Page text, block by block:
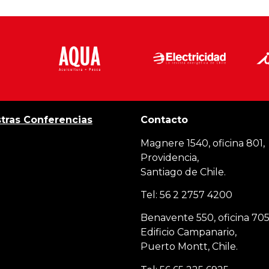
Conferencias Contacto
Magnere 1540, oficina 801,
Providencia,
Santiago de Chile.
Tel: 56 2 2757 4200
Benavente 550, oficina
Edificio Campanario,
Puerto Montt, Chile.